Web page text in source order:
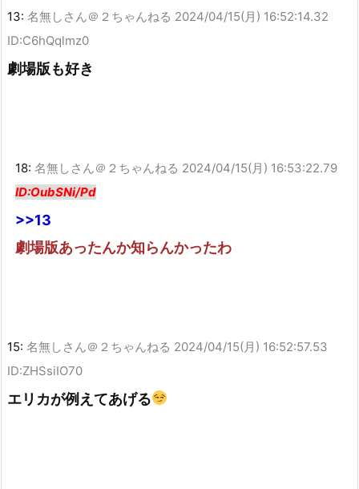
13: 名無しさん＠２ちゃんねる 2024/04/15(月) 16:52:14.32
ID:C6hQqlmz0
劇場版も好き
18: 名無しさん＠２ちゃんねる 2024/04/15(月) 16:53:22.79
ID:OubSNi/Pd
>>13
劇場版あったんか知らんかったわ
15: 名無しさん＠２ちゃんねる 2024/04/15(月) 16:52:57.53
ID:ZHSsiIO70
エリカが例えてあげる